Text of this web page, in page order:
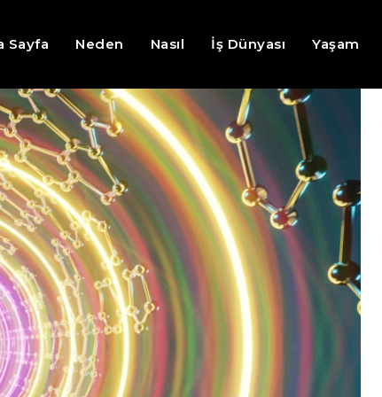
Sayfa Neden Nasıl İş Dünyası Yaşam